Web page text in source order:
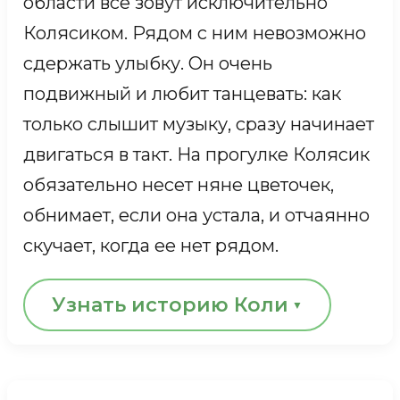
увидела Дашину фотографию. Сердце
подсказало, что детей у нее на самом
деле трое. Просто одна девочка еще не
приехала домой.«Удивительно, но мои
старшие дочки и Даша похожи, как
разлученные сестры в индийском
кино»,— смеется Лада. Сомнений не
осталось: ее семья ждала именно эту
девочку.
Колясиком. Рядом с ним невозможно
сдержать улыбку. Он очень
подвижный и любит танцевать: как
только слышит музыку, сразу начинает
двигаться в такт. На прогулке Колясик
обязательно несет няне цветочек,
обнимает, если она устала, и отчаянно
скучает, когда ее нет рядом.
Узнать историю Коли